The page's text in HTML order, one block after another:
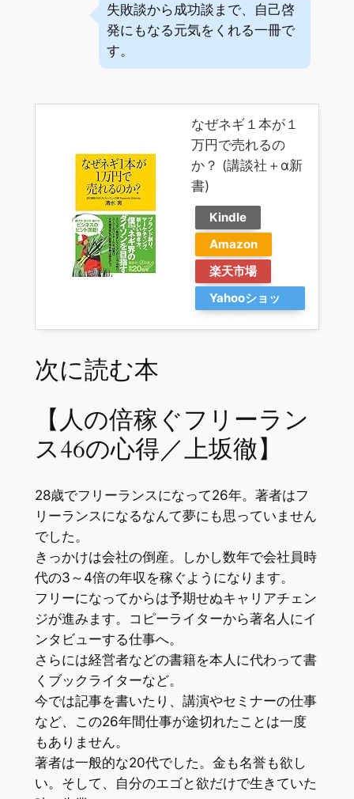
失敗談から成功談まで、自己啓
発にもなる元気をくれる一冊で
す。
なぜネギ１本が１
万円で売れるの
か？ (講談社＋α新
書)
Kindle
Amazon
楽天市場
Yahooショッ
次に読む本
【人の倍稼ぐフリーラン
ス46の心得／上坂徹】
28歳でフリーランスになって26年。著者はフ
リーランスになるなんて夢にも思っていません
でした。
きっかけは会社の倒産。しかし数年で会社員時
代の3～4倍の年収を稼ぐようになります。
フリーになってからは予期せぬキャリアチェン
ジが進みます。コピーライターから著名人にイ
ンタビューする仕事へ。
さらには経営者などの書籍を本人に代わって書
くブックライターなど。
今では記事を書いたり、講演やセミナーの仕事
など、この26年間仕事が途切れたことは一度
もありません。
著者は一般的な20代でした。金も名誉も欲し
い。そして、自分のエゴと欲だけで生きていた